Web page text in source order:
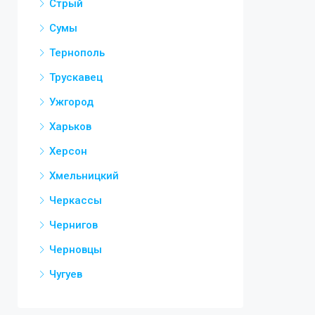
Стрый
Сумы
Тернополь
Трускавец
Ужгород
Харьков
Херсон
Хмельницкий
Черкассы
Чернигов
Черновцы
Чугуев